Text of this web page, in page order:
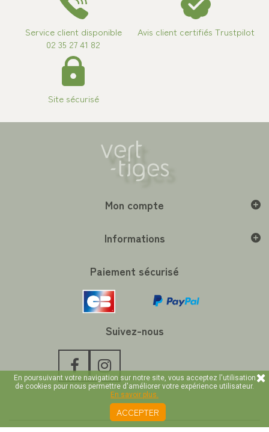
Service client disponible
02 35 27 41 82
Avis client certifiés Trustpilot
Site sécurisé
Mon compte
Informations
Paiement sécurisé
Suivez-nous
En poursuivant votre navigation sur notre site, vous acceptez l'utilisation
de cookies pour nous permettre d'améliorer votre expérience utilisateur.
En savoir plus.
ACCEPTER